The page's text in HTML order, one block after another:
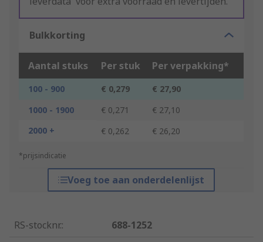
Bulkkorting
Aantal stuks Per stuk Per verpakking*
100 - 900 € 0,279
€ 27,90
1000 - 1900
€ 0,271
€ 27,10
2000 +
€ 0,262 € 26,20
*prijsindicatie
Voeg toe aan onderdelenlijst
RS-stocknr.:
688-1252